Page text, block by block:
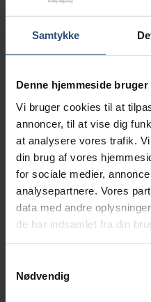
Samtykke
Denne hjemmeside
Vi bruger cookies til at
annoncer, til at vise dig
at analysere vores trafik.
din brug af vores
for sociale medier,
analysepartnere. Vores
data med andre
de har indsamlet fra din
Nødvendig
fra 80.000-
AC-ladestandere
om hurtig
vil få et
af beregneren.
Beregneren
specikke forhold
jord, evt. behov
eksisterende
gartnerarbejde
honorar til